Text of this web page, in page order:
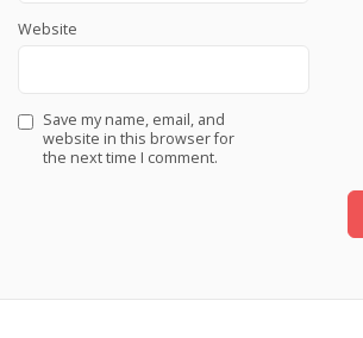
Website
Save my name, email, and
website in this browser for
the next time I comment.